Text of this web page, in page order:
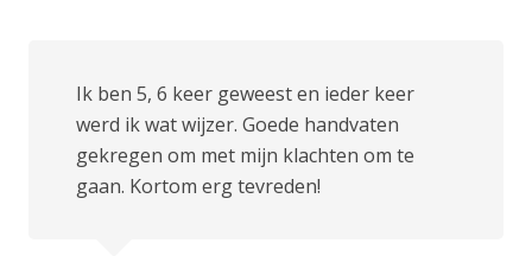
Ik ben 5, 6 keer geweest en ieder keer
werd ik wat wijzer. Goede handvaten
gekregen om met mijn klachten om te
gaan. Kortom erg tevreden!